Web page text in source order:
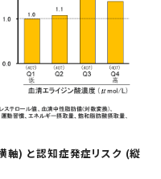
) と認知症発症リスク (縦